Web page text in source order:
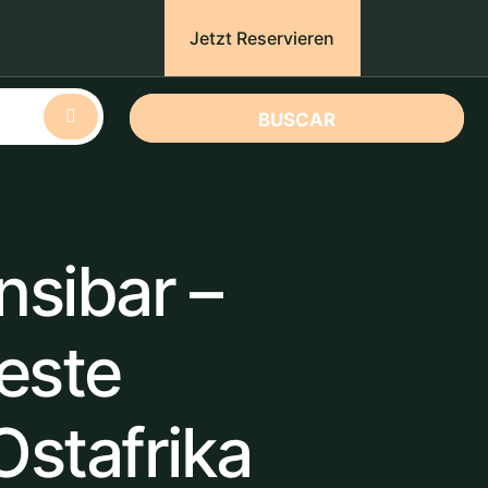
Jetzt Reservieren
BUSCAR
–